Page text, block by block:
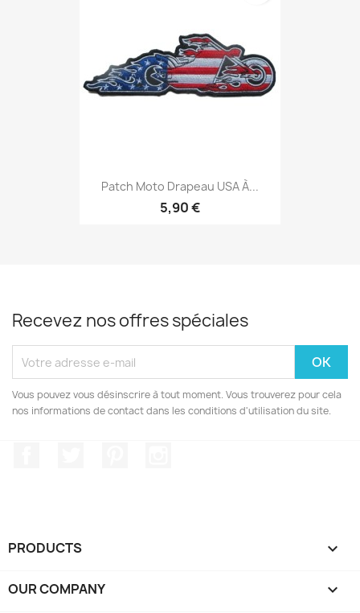
Patch Moto Drapeau USA À...
5,90 €
Recevez nos offres spéciales
Vous pouvez vous désinscrire à tout moment. Vous trouverez pour cela
nos informations de contact dans les conditions d'utilisation du site.
PRODUCTS 
OUR COMPANY 